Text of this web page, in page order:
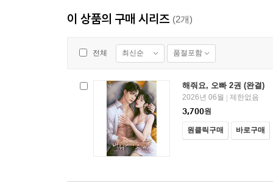
이 상품의 구매 시리즈 (2개)
전체 최신순 품절포함
해줘요, 오빠 2권 (완결)
2026년 06월
제한없음
3,700원
원클릭구매 바로구매